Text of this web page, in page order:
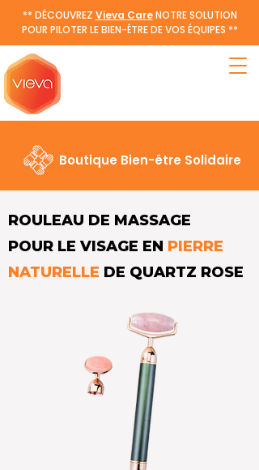
** DÉCOUVREZ Vieva CareNOTRE SOLUTION
POUR PILOTER LE BIEN-ÊTRE DE VOS ÉQUIPES **
ROULEAU DE MASSAGE
POUR LE VISAGE EN PIERRE
NATURELLE DE QUARTZ ROSE
Boutique Bien-être Solidaire